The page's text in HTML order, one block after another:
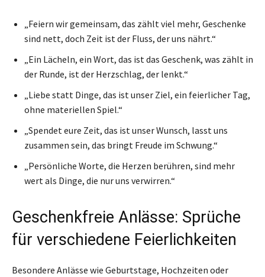
„Feiern wir gemeinsam, das zählt viel mehr, Geschenke
sind nett, doch Zeit ist der Fluss, der uns nährt.“
„Ein Lächeln, ein Wort, das ist das Geschenk, was zählt in
der Runde, ist der Herzschlag, der lenkt.“
„Liebe statt Dinge, das ist unser Ziel, ein feierlicher Tag,
ohne materiellen Spiel.“
„Spendet eure Zeit, das ist unser Wunsch, lasst uns
zusammen sein, das bringt Freude im Schwung.“
„Persönliche Worte, die Herzen berühren, sind mehr
wert als Dinge, die nur uns verwirren.“
Geschenkfreie Anlässe: Sprüche
für verschiedene Feierlichkeiten
Besondere Anlässe wie Geburtstage, Hochzeiten oder